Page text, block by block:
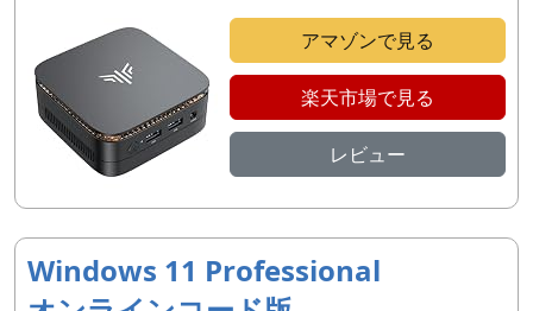
アマゾンで見る
楽天市場で見る
レビュー
Windows 11 Professional